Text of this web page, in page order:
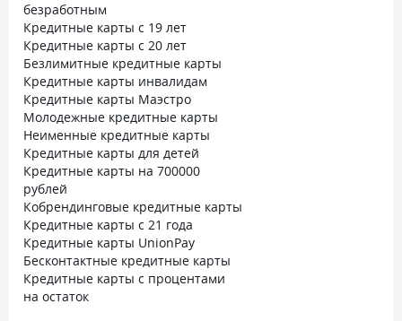
безработным
Кредитные карты с 19 лет
Кредитные карты с 20 лет
Безлимитные кредитные карты
Кредитные карты инвалидам
Кредитные карты Маэстро
Молодежные кредитные карты
Неименные кредитные карты
Кредитные карты для детей
Кредитные карты на 700000
рублей
Кобрендинговые кредитные карты
Кредитные карты с 21 года
Кредитные карты UnionPay
Бесконтактные кредитные карты
Кредитные карты с процентами
на остаток